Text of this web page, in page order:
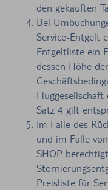
den gekauften
Bei
Service-Entgelt
Entgeltliste ein
dessen Höhe
Satz 4 gilt
Im Falle des
und im Falle
SHOP
Preisliste für